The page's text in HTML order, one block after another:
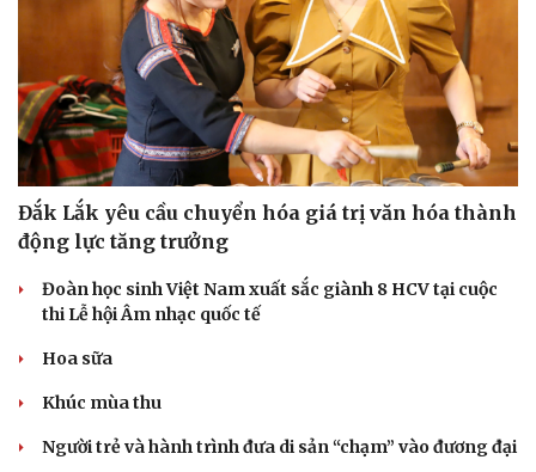
Đắk Lắk yêu cầu chuyển hóa giá trị văn hóa thành
động lực tăng trưởng
Đoàn học sinh Việt Nam xuất sắc giành 8 HCV tại cuộc
thi Lễ hội Âm nhạc quốc tế
Hoa sữa
Khúc mùa thu
Người trẻ và hành trình đưa di sản “chạm” vào đương đại